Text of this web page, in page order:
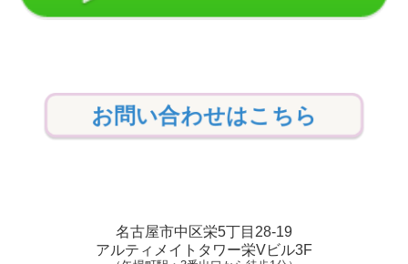
お問い合わせはこちら
名古屋市中区栄5丁目28-19
アルティメイトタワー栄Vビル3F